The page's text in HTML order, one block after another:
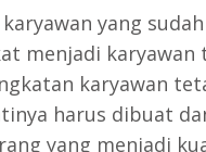
yang
menjadi karyawan
karyawan
harus dibuat
yang menjadi